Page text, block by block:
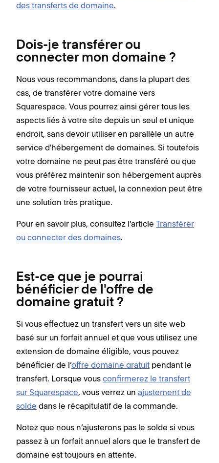
des transferts de domaine.
Dois-je transférer ou
connecter mon domaine ?
Nous vous recommandons, dans la plupart des
cas, de transférer votre domaine vers
Squarespace. Vous pourrez ainsi gérer tous les
aspects liés à votre site depuis un seul et unique
endroit, sans devoir utiliser en parallèle un autre
service d'hébergement de domaines. Si toutefois
votre domaine ne peut pas être transféré ou que
vous préférez maintenir son hébergement auprès
de votre fournisseur actuel, la connexion peut être
une solution très pratique.
Pour en savoir plus, consultez l’article Transférer
ou connecter des domaines.
Est-ce que je pourrai
bénéficier de l'offre de
domaine gratuit ?
Si vous effectuez un transfert vers un site web
basé sur un forfait annuel et que vous utilisez une
extension de domaine éligible, vous pouvez
bénéficier de l’offre domaine gratuit pendant le
transfert. Lorsque vous confirmerez le transfert
sur Squarespace, vous verrez un ajustement de
solde dans le récapitulatif de la commande.
Notez que nous n’ajusterons pas le solde si vous
passez à un forfait annuel alors que le transfert de
domaine est toujours en attente.